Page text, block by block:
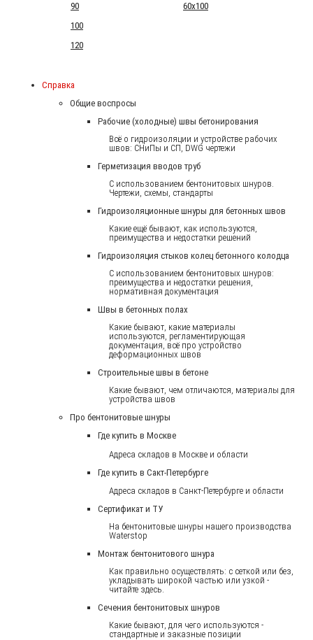
90
60x100
100
120
Справка
Общие воспросы
Рабочие (холодные) швы бетонирования
Всё о гидроизоляции и устройстве рабочих
швов: СНиПы и СП, DWG чертежи
Герметизация вводов труб
С использованием бентонитовых шнуров.
Чертежи, схемы, стандарты
Гидроизоляционные шнуры для бетонных швов
Какие ещё бывают, как используются,
преимущества и недостатки решений
Гидроизоляция стыков колец бетонного колодца
С использованием бентонитовых шнуров:
преимущества и недостатки решения,
нормативная документация
Швы в бетонных полах
Какие бывают, какие материалы
используются, регламентирующая
документация, всё про устройство
деформационных швов
Строительные швы в бетоне
Какие бывают, чем отличаются, материалы для
устройства швов
Про бентонитовые шнуры
Где купить в Москве
Адреса складов в Москве и области
Где купить в Сакт-Петербурге
Адреса складов в Санкт-Петербурге и области
Сертификат и ТУ
На бентонитовые шнуры нашего производства
Waterstop
Монтаж бентонитового шнура
Как правильно осуществлять: с сеткой или без,
укладывать широкой частью или узкой -
читайте здесь.
Сечения бентонитовых шнуров
Какие бывают, для чего используются -
стандартные и заказные позиции